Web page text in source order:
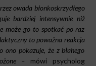
owada błonkoskrzydłego
bardziej intensywnie niż
może go to spotkać po raz
to poważna reakcja
ono pokazuje, że z błahego
– mówi psycholog